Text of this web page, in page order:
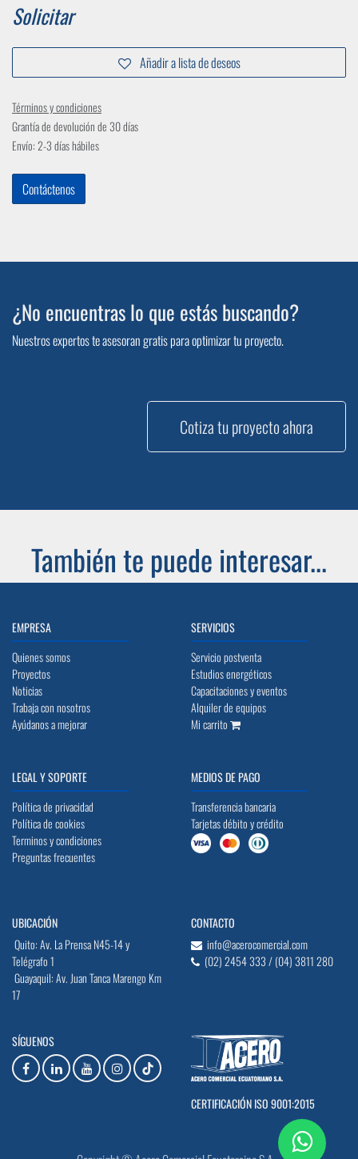
Solicitar
Añadir a lista de deseos
Términos y condiciones
Grantía de devolución de 30 días
Envío: 2-3 días hábiles
Contáctenos
¿No encuentras lo que estás buscando?
Nuestros expertos te asesoran gratis para optimizar tu proyecto.
Cotiza tu proyecto ahora
También te puede interesar...
EMPRESA
Quienes somos
Proyectos
Noticias
Trabaja con nosotros
Ayúdanos a mejorar
SERVICIOS
Servicio postventa
Estudios energéticos
Capacitaciones y eventos
Alquiler de equipos
Mi carrito
LEGAL Y SOPORTE
Política de privacidad
Política de cookies
Terminos y condiciones
Preguntas frecuentes
MEDIOS DE PAGO
Transferencia bancaria
Tarjetas débito y crédito
UBICACIÓN
Quito: Av. La Prensa N45-14 y
Telégrafo 1
Guayaquil: Av. Juan Tanca Marengo Km
17
CONTACTO
info@acerocomercial.com
(02) 2454 333 / (04) 3811 280
SÍGUENOS
CERTIFICACIÓN ISO 9001:2015